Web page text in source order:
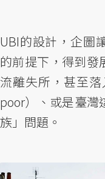
UBI的設計，企圖
的前提下，得到發
流離失所，甚至
poor）、或是臺灣
族」問題。